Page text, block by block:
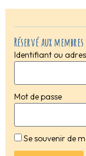
Réservé aux membres
Identifiant ou
Mot de passe
Se souvenir de